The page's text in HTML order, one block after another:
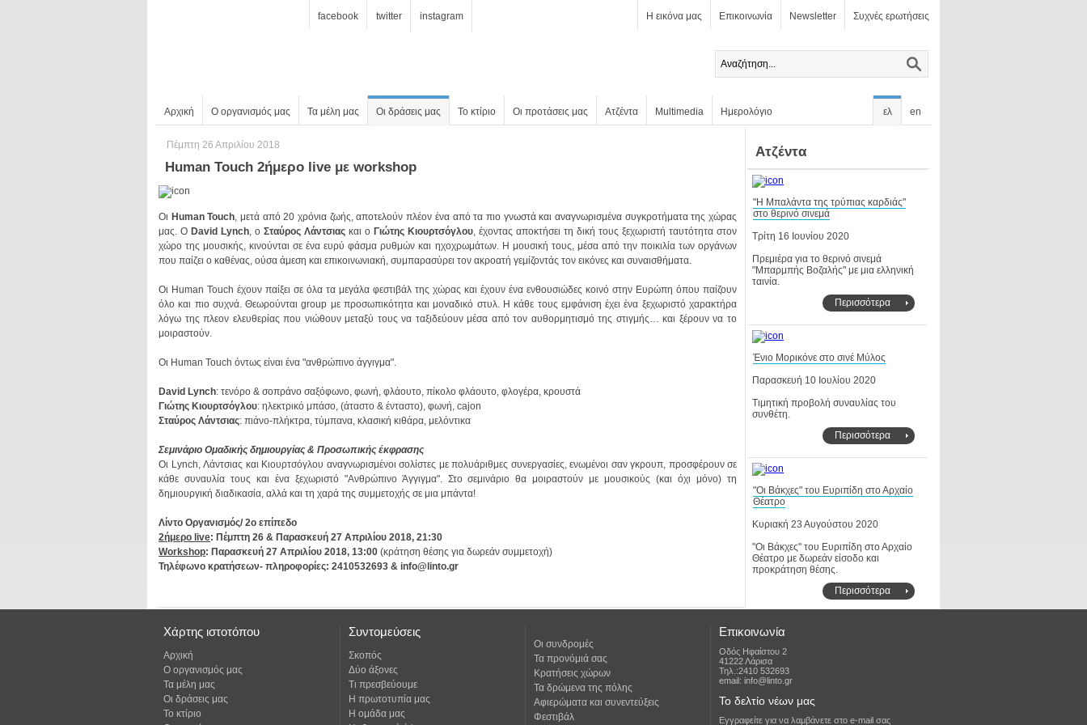
facebook twitter instagram Η εικόνα μας Επικοινωνία Newsletter Συχνές ερωτήσεις
Αρχική Ο οργανισμός μας Τα μέλη μας Οι δράσεις μας Το κτίριο Οι προτάσεις μας Ατζέντα Multimedia Ημερολόγιο ελ en
Πέμπτη 26 Απριλίου 2018
Human Touch 2ήμερο live με workshop
Οι Human Touch
μας. Ο David Lynch, ο Σταύρος Λάντσιας και ο Γιώτης Κιουρτσόγλου
που παίζει ο καθένας, ούσα άμεση και επικοινωνιακή, συμπαρασύρει τον ακροατή γεμίζοντάς τον εικόνες και συναισθήματα.
μοιραστούν.
Οι Human Touch όντως είναι ένα "ανθρώπινο άγγιγμα".
David Lynch: τενόρο & σοπράνο σαξόφωνο, φωνή, φλάουτο, πίκολο φλάουτο, φλογέρα, κρουστά
Γιώτης Κιουρτσόγλου: ηλεκτρικό μπάσο, (άταστο & ένταστο), φωνή, cajon
Σταύρος Λάντσιας: πιάνο-πλήκτρα, τύμπανα, κλασική κιθάρα, μελόντικα
Σεμινάριο Ομαδικής δημιουργίας & Προσωπικής έκφρασης
δημιουργική διαδικασία, αλλά και τη χαρά της συμμετοχής σε μια μπάντα!
Λίντο Οργανισμός/ 2ο επίπεδο
2ήμερο live: Πέμπτη 26 & Παρασκευή 27 Απριλίου 2018, 21:30
Workshop: Παρασκευή 27 Απριλίου 2018, 13:00 (κράτηση θέσης για δωρεάν συμμετοχή)
Τηλέφωνο κρατήσεων- πληροφορίες: 2410532693 & info@linto.gr
Ατζέντα
στο θερινό σινεμά
Τρίτη 16 Ιουνίου 2020
ταινία.
Περισσότερα
Ένιο Μορικόνε στο σινέ Μύλος
Παρασκευή 10 Ιουλίου 2020
συνθέτη.
Περισσότερα
Θέατρο
Κυριακή 23 Αυγούστου 2020
προκράτηση θέσης.
Περισσότερα
Χάρτης ιστοτόπου
Αρχική
Ο οργανισμός μας
Τα μέλη μας
Οι δράσεις μας
Το κτίριο
Συντομεύσεις
Σκοπός
Δύο άξονες
Τι πρεσβεύουμε
Η πρωτοτυπία μας
Η ομάδα μας
Οι συνδρομές
Τα προνόμιά σας
Κρατήσεις χώρων
Τα δρώμενα της πόλης
Αφιερώματα και συνεντεύξεις
Φεστιβάλ
Επικοινωνία
Οδός Ηφαίστου 2
41222 Λάρισα
Τηλ.:2410 532693
email: info@linto.gr
Το δελτίο νέων μας